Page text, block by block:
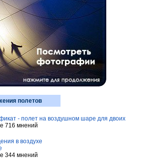
полетов
- полет на воздушном шаре для двоих
716 мнений
в воздухе
344 мнений